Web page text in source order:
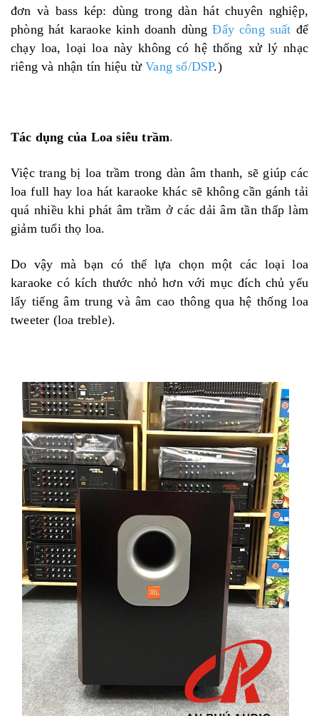
đơn và bass kép: dùng trong dàn hát chuyên nghiệp,
phòng hát karaoke kinh doanh dùngĐẩy công suất để
chạy loa, loại loa này không có hệ thống xử lý nhạc
riêng và nhận tín hiệu từVang số/DSP.)
Tác dụng của Loa siêu trầm.
Việc trang bị loa trầm trong dàn âm thanh, sẽ giúp các
loa full hay loa hát karaoke khác sẽ không cần gánh tải
quá nhiều khi phát âm trầm ở các dải âm tần thấp làm
giảm tuổi thọ loa.
Do vậy mà bạn có thể lựa chọn một các loại loa
karaoke có kích thước nhỏ hơn với mục đích chủ yếu
lấy tiếng âm trung và âm cao thông qua hệ thống loa
tweeter (loa treble).